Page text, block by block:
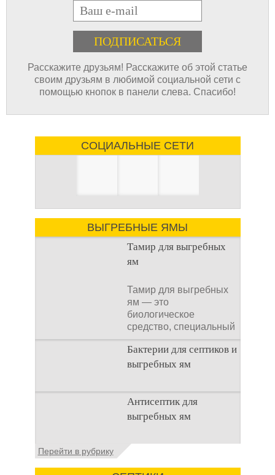
E-mail
Расскажите друзьям! Расскажите об этой статье
своим друзьям в любимой социальной сети с
помощью кнопок в панели слева. Спасибо!
СОЦИАЛЬНЫЕ СЕТИ
ВЫГРЕБНЫЕ ЯМЫ
Тамир для выгребных
ям
Тамир для выгребных
ям — это
биологическое
средство, специальный
концентрат, который
используется
Бактерии для септиков и
выгребных ям
Очистка
канализационного
стока или выгребной
не самым приятным
Антисептик для
выгребных ям
Общие сведения об
Антисептик для
Перейти в рубрику